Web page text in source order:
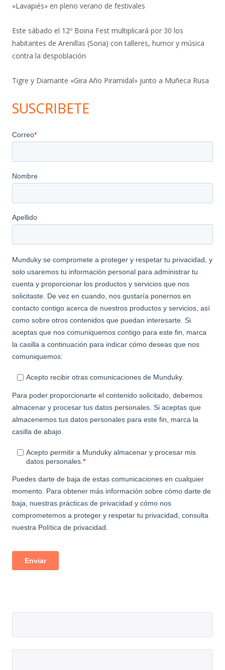
«Lavapiés» en pleno verano de festivales
Este sábado el 12º Boina Fest multiplicará por 30 los
habitantes de Arenillas (Soria) con talleres, humor y música
contra la despoblación
Tigre y Diamante «Gira Año Piramidal» junto a Muñeca Rusa
SUSCRIBETE